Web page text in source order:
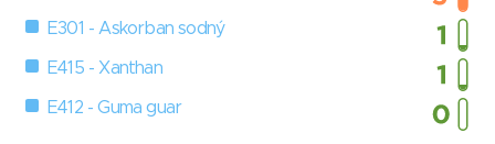
E301 - Askorban sodný
E415 - Xanthan
E412 - Guma guar